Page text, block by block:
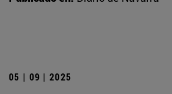
05 | 09 | 2025